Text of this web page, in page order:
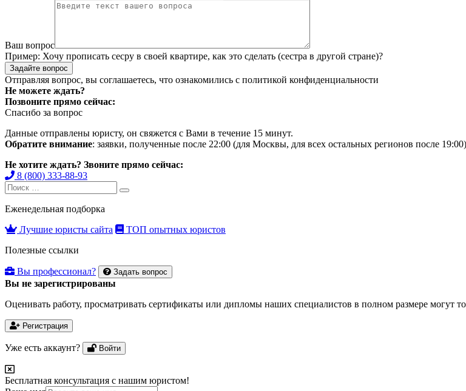
Ваш вопрос
Пример: Хочу прописать сесру в своей квартире, как это сделать (сестра в другой стране)?
Задайте вопрос
Отправляя вопрос, вы соглашаетесь, что ознакомились с политикой конфиденциальности
Не можете ждать?
Позвоните прямо сейчас:
Спасибо за вопрос
Данные отправлены юристу, он свяжется с Вами в течение 15 минут.
Обратите внимание: заявки, полученные после 22:00 (для Москвы, для всех остальных регионов после
Не хотите ждать? Звоните прямо сейчас:
8 (800) 333-88-93
Search
for:
Search
Еженедельная подборка
Лучшие юристы сайта
ТОП опытных юристов
Полезные ссылки
Вы профессионал? Задать вопрос
Вы не зарегистрированы
Оценивать работу, просматривать сертификаты или дипломы наших специалистов в полном размере могут
Регистрация
Уже есть аккаунт? Войти
Бесплатная консультация с нашим юристом!